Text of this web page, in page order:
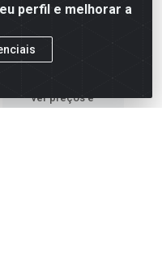
Código: 856
Embalagem: UNIDADE
ver preços e
comprar
perfil e melhorar a